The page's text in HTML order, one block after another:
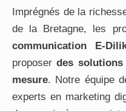
Imprégnés de la
de la Bretagne, les
communication E-
proposer des
mesure. Notre équipe
experts en marketing